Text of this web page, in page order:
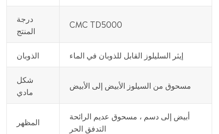
درجة
المنتج
CMC TD5000
الذوبان إيثر السليلوز القابل للذوبان في الماء
شكل
مادي
مسحوق من السيلوز الأبيض إلى الأبيض
المظهر
أبيض إلى دسم ، مسحوق عديم الرائحة
التدفق الحر